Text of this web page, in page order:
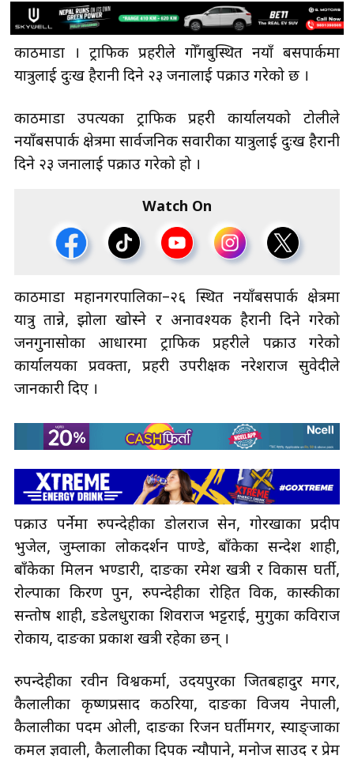
काठमाडौँ । ट्राफिक प्रहरीले गोँगबुस्थित नयाँ बसपार्कमा
यात्रुलाई दुःख हैरानी दिने २३ जनालाई पक्राउ गरेको छ ।
काठमाडौँ उपत्यका ट्राफिक प्रहरी कार्यालयको टोलीले
नयाँबसपार्क क्षेत्रमा सार्वजनिक सवारीका यात्रुलाई दुःख हैरानी
दिने २३ जनालाई पक्राउ गरेको हो ।
Watch On
काठमाडौँ महानगरपालिका–२६ स्थित नयाँबसपार्क क्षेत्रमा
यात्रु तान्ने, झोला खोस्ने र अनावश्यक हैरानी दिने गरेको
जनगुनासोका आधारमा ट्राफिक प्रहरीले पक्राउ गरेको
कार्यालयका प्रवक्ता, प्रहरी उपरीक्षक नरेशराज सुवेदीले
जानकारी दिए ।
पक्राउ पर्नेमा रुपन्देहीका डोलराज सेन, गोरखाका प्रदीप
भुजेल, जुम्लाका लोकदर्शन पाण्डे, बाँकेका सन्देश शाही,
बाँकेका मिलन भण्डारी, दाङका रमेश खत्री र विकास घर्ती,
रोल्पाका किरण पुन, रुपन्देहीका रोहित विक, कास्कीका
सन्तोष शाही, डडेलधुराका शिवराज भट्टराई, मुगुका कविराज
रोकाय, दाङका प्रकाश खत्री रहेका छन् ।
रुपन्देहीका रवीन विश्वकर्मा, उदयपुरका जितबहादुर मगर,
कैलालीका कृष्णप्रसाद कठरिया, दाङका विजय नेपाली,
कैलालीका पदम ओली, दाङका रिजन घर्तीमगर, स्याङ्जाका
कमल ज्ञवाली, कैलालीका दिपक न्यौपाने, मनोज साउद र प्रेम